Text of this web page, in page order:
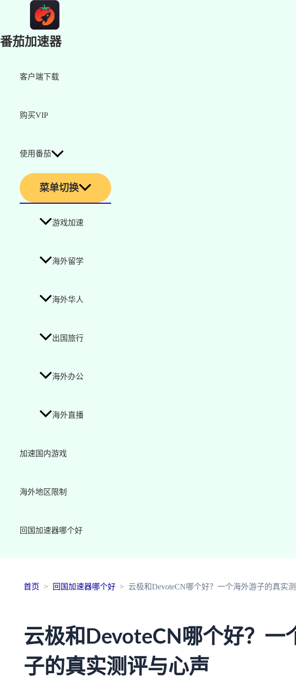
番茄加速器
客户端下载
购买VIP
使用番茄
菜单切换
游戏加速
海外留学
海外华人
出国旅行
海外办公
海外直播
加速国内游戏
海外地区限制
回国加速器哪个好
首页 回国加速器哪个好 云极和DevoteCN哪个好？一个海外游子的真实
云极和DevoteCN哪个好？一
子的真实测评与心声